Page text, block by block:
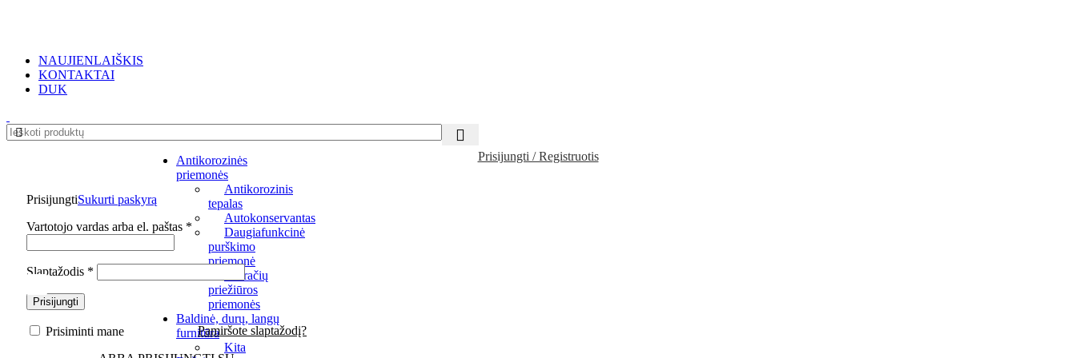
NAUJIENLAIŠKIS
KONTAKTAI
DUK
Antikorozinės
priemonės
Antikorozinis
tepalas
Autokonservantas
Daugiafunkcinė
purškimo
priemonė
Dviračių
priežiūros
priemonės
Baldinė, durų, langų
furnitūra
Kita
Prisijungti / Registruotis
PrisijungtiSukurti paskyrą
Vartotojo vardas arba el. paštas * Privalomas
Slaptažodis *
Prisijungti
Pamiršote slaptažodį?
Prisiminti mane